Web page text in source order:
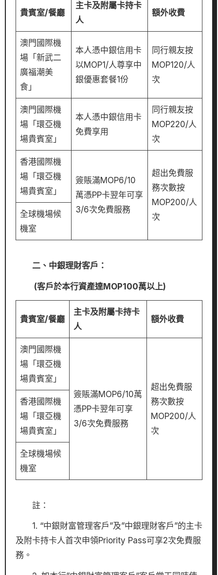
貴賓室/餐廳
主卡及附屬卡持卡
人
額外收費
澳門國際機
場「新武二
廣福潮美
食」
本人憑中銀信用卡
以MOP1/人尊享中
銀優惠套餐1份
同行親友按
MOP120/人
次
澳門國際機
場「環亞機
場貴賓室」
本人憑中銀信用卡
免費享用
同行親友按
MOP220/人
次
香港國際機
場「環亞機
場貴賓室」
簽賬滿MOP6/10
萬憑PP卡翌年可享
3/6次免費服務
超出免費服
務次數按
MOP200/人
次
全球機場候
機室
二、中銀理財客戶：
(客戶於本行資產達MOP100萬以上)
貴賓室/餐廳
主卡及附屬卡持卡
人
額外收費
澳門國際機
場「環亞機
場貴賓室」
簽賬滿MOP6/10萬
憑PP卡翌年可享
3/6次免費服務
超出免費服
務次數按
MOP200/人
次
香港國際機
場「環亞機
場貴賓室」
全球機場候
機室
註：
1. “中銀財富管理客戶”及”中銀理財客戶”的主卡
及附卡持卡人首次申領Priority Pass可享2次免費服
務。